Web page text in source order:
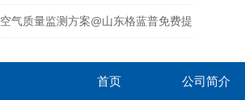
析仪
空气质量监测方案@山东格蓝普免费提
首页 公司简介